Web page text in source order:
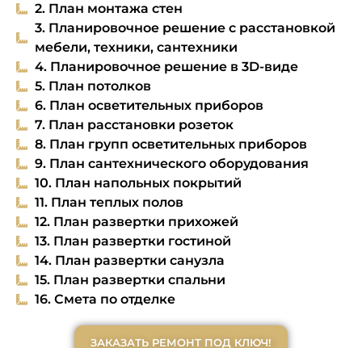
2. План монтажа стен
3. Планировочное решение с расстановкой
мебели, техники, сантехники
4. Планировочное решение в 3D-виде
5. План потолков
6. План осветительных приборов
7. План расстановки розеток
8. План групп осветительных приборов
9. План сантехнического оборудования
10. План напольных покрытий
11. План теплых полов
12. План развертки прихожей
13. План развертки гостиной
14. План развертки санузла
15. План развертки спальни
16. Смета по отделке
ЗАКАЗАТЬ РЕМОНТ ПОД КЛЮЧ!